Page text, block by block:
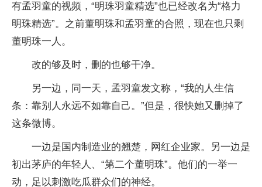
有孟羽童的视频，“明珠羽童精选”也已经改名为“格力
明珠精选”。之前董明珠和孟羽童的合照，现在也只剩
董明珠一人。
改的够及时，删的也够干净。
另一边，同一天，孟羽童发文称，“我的人生信
条：靠别人永远不如靠自己。”但是，很快她又删掉了
这条微博。
一边是国内制造业的翘楚，网红企业家。另一边是
初出茅庐的年轻人、“第二个董明珠”。他们的一举一
动，足以刺激吃瓜群众们的神经。